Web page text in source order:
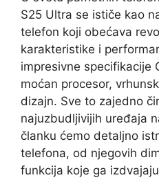
S25 Ultra se ističe kao
telefon koji obećava
karakteristike i
impresivne specifikacije
moćan procesor,
dizajn. Sve to zajedno
najuzbudljivijih uređaja
članku ćemo detaljno
telefona, od njegovih
funkcija koje ga